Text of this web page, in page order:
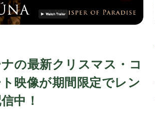
の最新クリスマス・コ
映像が期間限定でレン
中！